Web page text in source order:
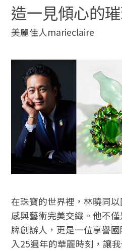
造一見傾心的
美麗佳人marieclaire
在珠寶的世界裡，林曉同
感與藝術完美交織。他不
牌創辦人，更是一位享譽
入25週年的華麗時刻，讓